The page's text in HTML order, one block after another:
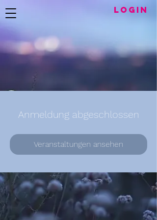
LogIN
Anmeldung abgeschlossen
Veranstaltungen ansehen